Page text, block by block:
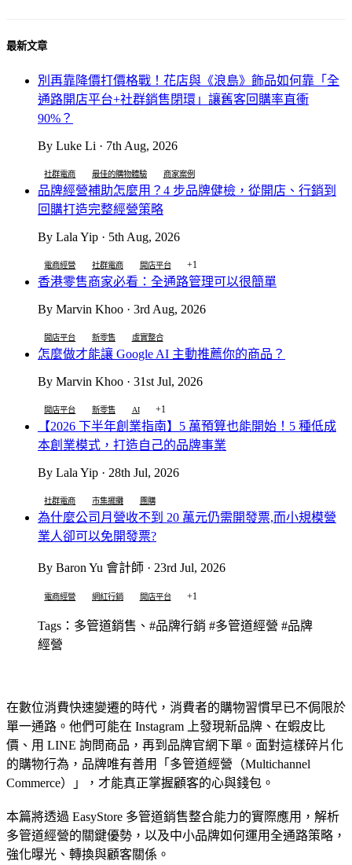
最新文章
別再靠降價打價格戰！花店與《浪島》飾品如何靠「全
通路開店平台+社群銷售閉環」讓舊客回購率直衝
90%？
By Luke Li · 7th Aug, 2026
社群電商 最佳的購物體驗 商家案例
品牌經營補助怎麼用？4 步品牌健檢，從開店、行銷到
回購打造完整經營策略
By Lala Yip · 5th Aug, 2026
電商經營 社群電商 開店平台 +1
香港零售商家必看：全通路管理可以很簡單
By Marvin Khoo · 3rd Aug, 2026
開店平台 新零售 虛實整合
怎麼做才能讓 Google AI 主動推薦你的商品？
By Marvin Khoo · 31st Jul, 2026
開店平台 新零售 AI +1
【2026 下半年創業指南】5 萬預算也能開始！5 種低成
本創業模式，打造自己的品牌事業
By Lala Yip · 28th Jul, 2026
社群電商 市集擺攤 團購
為什麼公司月營收不到 20 萬元仍需開發票,而小規模營
業人卻可以免開發票?
By Baron Yu 會計師 · 23rd Jul, 2026
電商經營 網紅行銷 開店平台 +1
Tags：多管道銷售、#品牌行銷 #多管道經營 #品牌
經營
在數位消費快速變遷的時代，消費者的購物習慣早已不侷限於
單一通路。他們可能在 Instagram 上發現新品牌、在蝦皮比
價、用 LINE 詢問商品，再到品牌官網下單。面對這樣碎片化
的購物行為，品牌唯有善用「多管道經營（Multichannel
Commerce）」，才能真正掌握顧客的心與錢包。
本篇將透過 EasyStore 多管道銷售整合能力的實際應用，解析
多管道經營的關鍵優勢，以及中小品牌如何運用全通路策略，
強化曝光、轉換與顧客關係。